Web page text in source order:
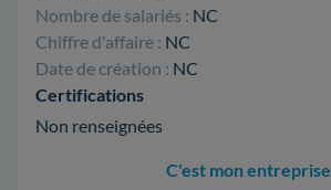
Nombre de salariés : NC
Chiffre d'affaire : NC
Date de création : NC
Certifications
Non renseignées
C'est mon entreprise